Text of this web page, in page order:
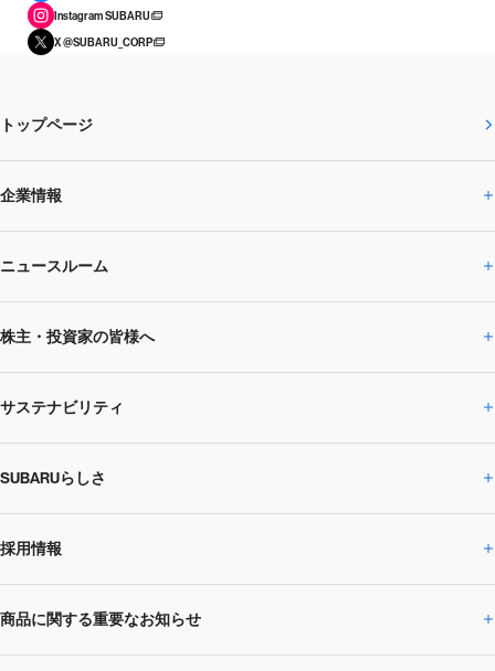
Instagram SUBARU
X @SUBARU_CORP
トップページ
企業情報
企業情報トップ
SUBARUのありたい姿
SUBARU 2025方針
事業所・関係会社
ニュースルーム
ニュースルームトップ
ニュースリリース
閉じる
株主・投資家の皆様へ
株主・投資家の皆様へトップ
企業・経営
IRライブラリー
株主・投資家サポート
サステナビリティ
サステナビリティトップ
CEOサステナビリティ
環境
SUBARUらしさ
SUBARUらしさトップ
SUBARUびと
採用情報
採用情報トップ
商品に関する重要なお知らせ